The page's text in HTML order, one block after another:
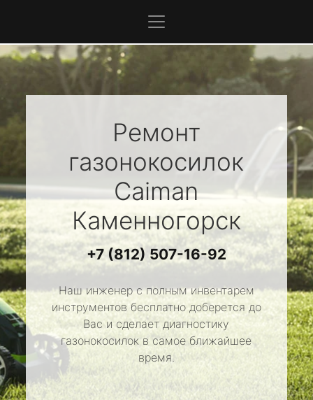
Ремонт
газонокосилок
Caiman
Каменногорск
+7 (812) 507-16-92
Наш инженер с полным инвентарем
инструментов бесплатно доберется до
Вас и сделает диагностику
газонокосилок в самое ближайшее
время.